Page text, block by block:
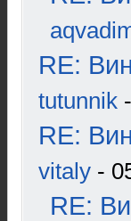
RE:
tutunnik
RE:
vitaly -
RE: